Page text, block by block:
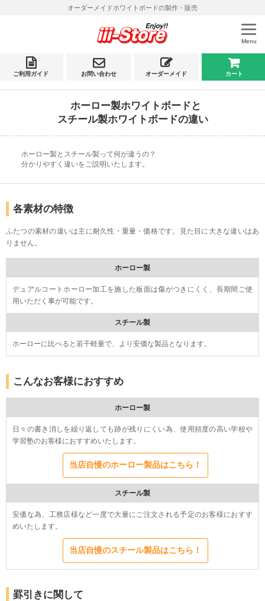
オーダーメイドホワイトボードの製作・販売
ご利用ガイド お問い合わせ オーダーメイド カート
Menu
ホーロー製ホワイトボードと
スチール製ホワイトボードの違い
ホーロー製とスチール製って何が違うの？
分かりやすく違いをご説明いたします。
各素材の特徴
ふたつの素材の違いは主に耐久性・重量・価格です。見た目に大きな違いはあ
りません。
ホーロー製
デュアルコートホーロー加工を施した板面は傷がつきにくく、長期間ご使
用いただく事が可能です。
スチール製
ホーローに比べると若干軽量で、より安価な製品となります。
こんなお客様におすすめ
ホーロー製
日々の書き消しを繰り返しても跡が残りにくい為、使用頻度の高い学校や
学習塾のお客様におすすめいたします。
当店自慢のホーロー製品はこちら！
スチール製
安価な為、工務店様など一度で大量にご注文される予定のお客様におすす
めいたします。
当店自慢のスチール製品はこちら！
罫引きに関して